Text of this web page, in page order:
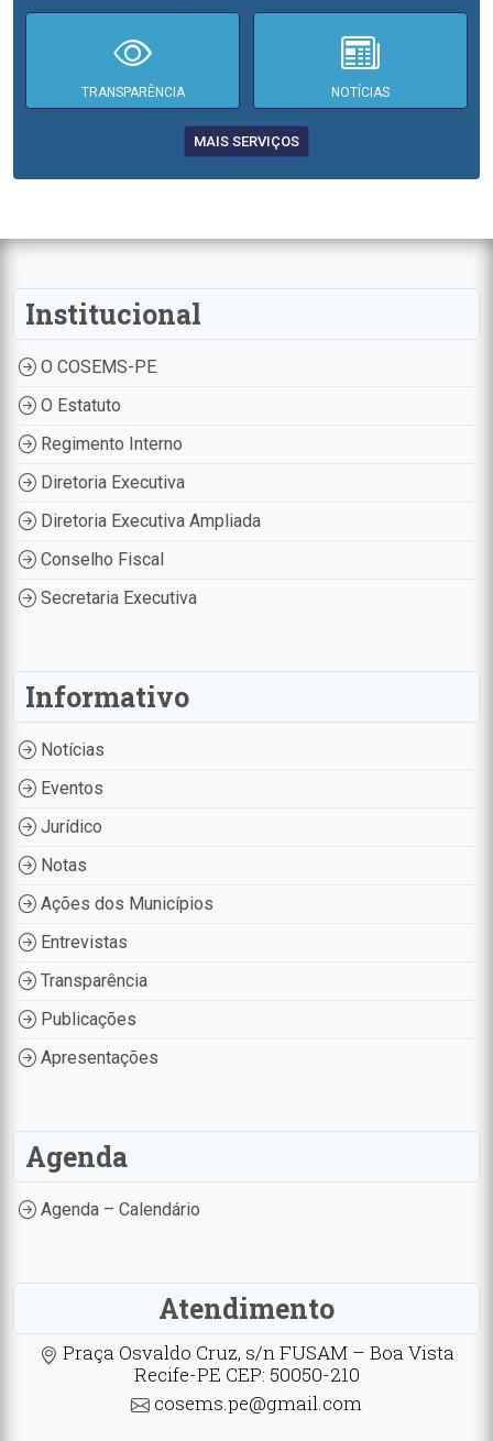
TRANSPARÊNCIA NOTÍCIAS
MAIS SERVIÇOS
Institucional
O COSEMS-PE
O Estatuto
Regimento Interno
Diretoria Executiva
Diretoria Executiva Ampliada
Conselho Fiscal
Secretaria Executiva
Informativo
Notícias
Eventos
Jurídico
Notas
Ações dos Municípios
Entrevistas
Transparência
Publicações
Apresentações
Agenda
Agenda – Calendário
Atendimento
Praça Osvaldo Cruz, s/n FUSAM – Boa Vista
Recife-PE CEP: 50050-210
cosems.pe@gmail.com